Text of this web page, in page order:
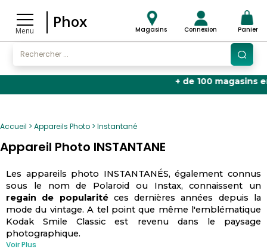
Menu
Phox Magasins Connexion Panier
+ de 100 magasins en
Accueil Appareils Photo Instantané
Appareil Photo INSTANTANE
Les appareils photo INSTANTANÉS, également connus
sous le nom de Polaroid ou Instax, connaissent un
regain de popularité ces dernières années depuis la
mode du vintage. A tel point que même l'emblématique
Kodak Smile Classic est revenu dans le paysage
photographique.
Voir Plus